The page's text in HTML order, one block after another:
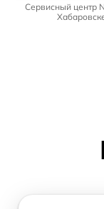
Сервисный центр